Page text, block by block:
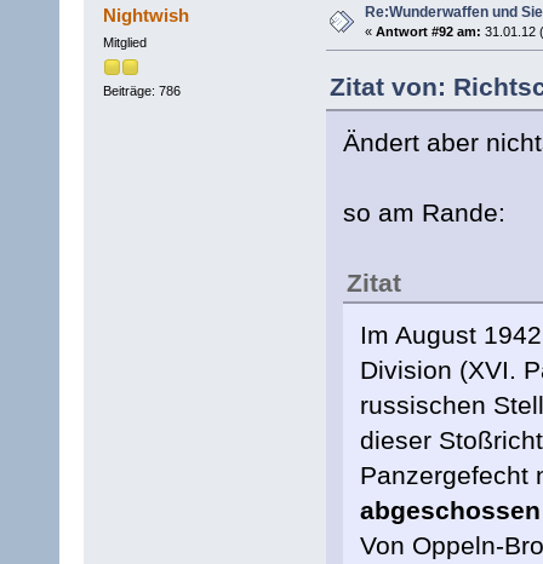
Nightwish
Mitglied
Beiträge: 786
Re:Wunderwaffen und
« Antwort #92 am: 31.01.12
Zitat von:
Ändert aber
so am Rande:
Zitat
Im August
Division (XVI.
russischen
dieser
Panzergefecht
Von Oppeln-